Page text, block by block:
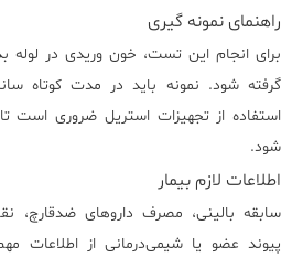
راهنمای نمونه گیری
برای انجام این تست، خون وریدی در لوله
گرفته شود. نمونه باید در مدت کوتاه
استفاده از تجهیزات استریل ضروری است
شود.
اطلاعات لازم بیمار
سابقه بالینی، مصرف داروهای ضدقارچ،
پیوند عضو یا شیمی‌درمانی از اطلاعات